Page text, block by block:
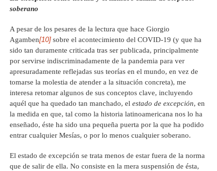
soberano
A pesar de los pesares de la lectura que hace Giorgio
Agamben[10]sobre el acontecimiento del COVID-19 (y que ha
sido tan duramente criticada tras ser publicada, principalmente
por servirse indiscriminadamente de la pandemia para ver
apresuradamente reflejadas sus teorías en el mundo, en vez de
tomarse la molestia de atender a la situación concreta), me
interesa retomar algunos de sus conceptos clave, incluyendo
aquél que ha quedado tan manchado, el estado de excepción, en
la medida en que, tal como la historia latinoamericana nos lo ha
enseñado, éste ha sido una pequeña puerta por la que ha podido
entrar cualquier Mesías, o por lo menos cualquier soberano.
El estado de excepción se trata menos de estar fuera de la norma
que de salir de ella. No consiste en la mera suspensión de ésta,